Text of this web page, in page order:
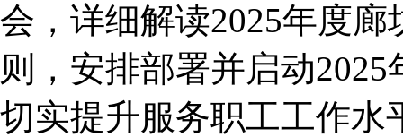
会，详细解读2025年度
则，安排部署并启动
切实提升服务职工工作水